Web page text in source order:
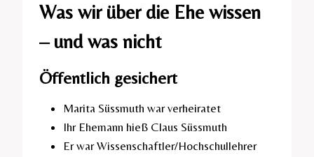
Was wir über die Ehe wissen
– und was nicht
Öffentlich gesichert
Marita Süssmuth war verheiratet
Ihr Ehemann hieß Claus Süssmuth
Er war Wissenschaftler/Hochschullehrer